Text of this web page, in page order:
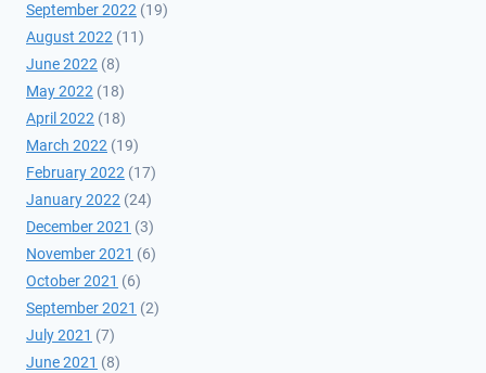
September 2022 (19)
August 2022 (11)
June 2022 (8)
May 2022 (18)
April 2022 (18)
March 2022 (19)
February 2022 (17)
January 2022 (24)
December 2021 (3)
November 2021 (6)
October 2021 (6)
September 2021 (2)
July 2021 (7)
June 2021 (8)